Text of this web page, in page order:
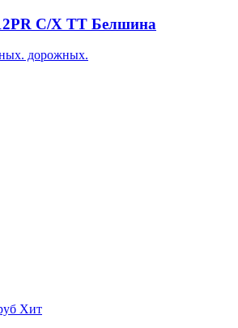
С/Х TT Белшина
дорожных.
Хит